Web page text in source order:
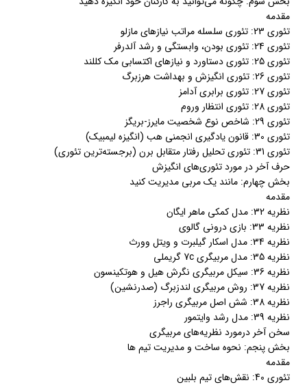
مقدمه
تئوری 23: تئوری سلسله مراتب نیازهای مازلو
تئوری 24: تئوری بودن، وابستگی و رشد آلدرفر
تئوری 25: تئوری دستاورد و نیازهای اکتسابی مک کللند
تئوری 26: تئوری انگیزش و بهداشت هرزبرگ
تئوری 27: تئوری برابری آدامز
تئوری 28: تئوری انتظار وروم
تئوری 29: شاخص نوع شخصیت مایرز-بریگز
تئوری 30: قانون یادگیری انجمنی هب (انگیزه لیمبیک)
تئوری 31: تئوری تحلیل رفتار متقابل برن (برجسته‌ترین تئوری)
حرف آخر در مورد تئوری‌های انگیزش
بخش چهارم: مانند یک مربی مدیریت کنید
مقدمه
نظریه 32: مدل کمکی ماهر ایگان
نظریه 33: بازی درونی گالوی
نظریه 34: مدل اسکار گیلبرت و ویتل وورث
نظریه 35: مدل مربیگری 7c گریملی
نظریه 36: سیکل مربیگری نگرش هیل و هوتکینسون
نظریه 37: روش مربیگری لندزبرگ (صدرنشین)
نظریه 38: شش اصل مربیگری راجرز
نظریه 39: مدل رشد وایتمور
سخن آخر درمورد نظریه‌های مربیگری
بخش پنجم: نحوه ساخت و مدیریت تیم ها
مقدمه
تئوری 40: نقش‌های تیم بلبین